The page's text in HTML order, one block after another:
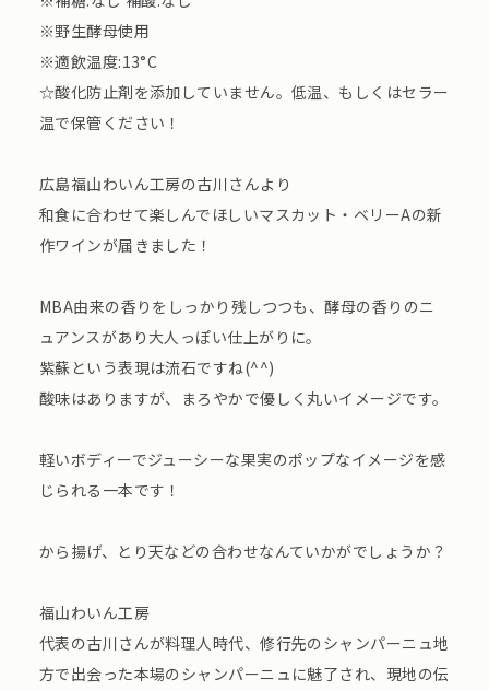
※野生酵母使用
※適飲温度:13°C
☆酸化防止剤を添加していません。低温、もしくはセラー
温で保管ください！
広島福山わいん工房の古川さんより
和食に合わせて楽しんでほしいマスカット・ベリーAの新
作ワインが届きました！
MBA由来の香りをしっかり残しつつも、酵母の香りのニ
ュアンスがあり大人っぽい仕上がりに。
紫蘇という表現は流石ですね(^^)
酸味はありますが、まろやかで優しく丸いイメージです。
軽いボディーでジューシーな果実のポップなイメージを感
じられる一本です！
から揚げ、とり天などの合わせなんていかがでしょうか？
福山わいん工房
代表の古川さんが料理人時代、修行先のシャンパーニュ地
方で出会った本場のシャンパーニュに魅了され、現地の伝